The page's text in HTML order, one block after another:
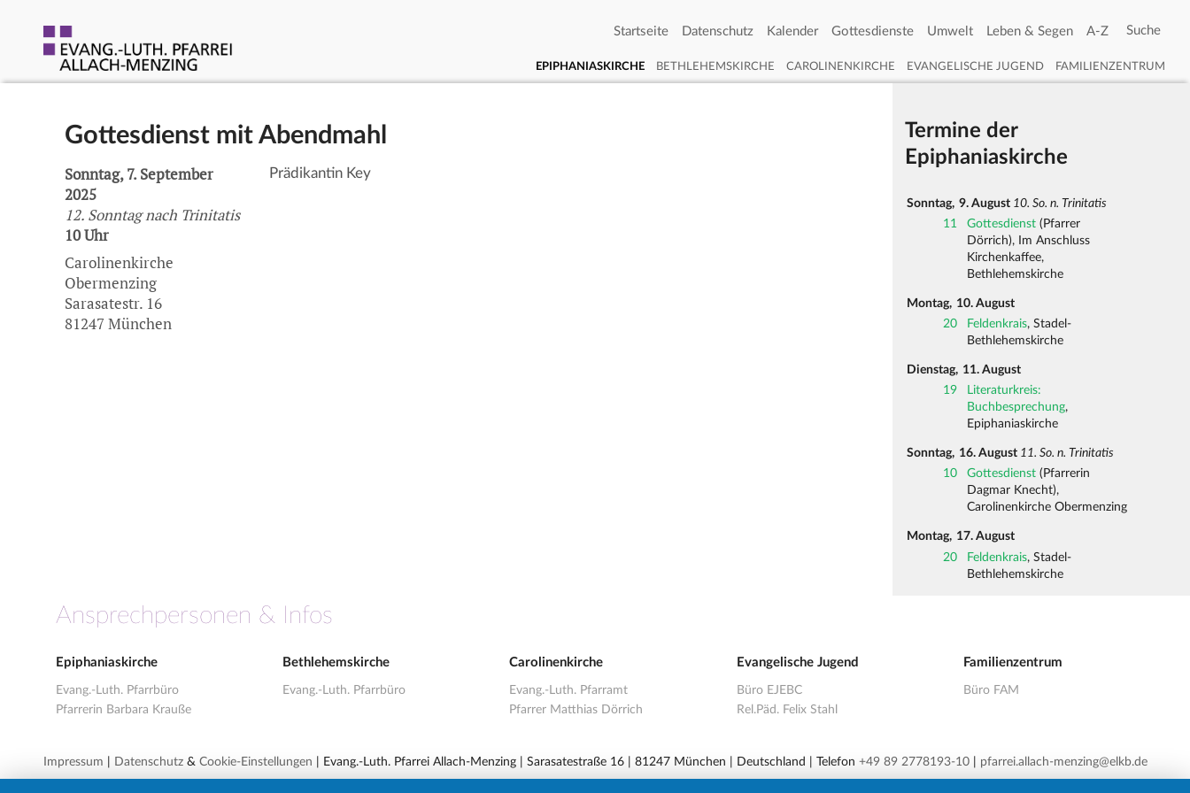
Startseite Datenschutz Kalender Gottesdienste Umwelt Leben & Segen A-Z
EPIPHANIASKIRCHE BETHLEHEMSKIRCHE CAROLINENKIRCHE EVANGELISCHE JUGEND FAMILIENZENTRUM
Gottesdienst mit Abendmahl
Prädikantin Key
Sonntag, 7. September
2025
12. Sonntag nach Trinitatis
10 Uhr
Carolinenkirche
Obermenzing
Sarasatestr. 16
81247 München
Termine der
Epiphaniaskirche
Sonntag, 9. August 10. So. n. Trinitatis
11
Gottesdienst (Pfarrer
Dörrich), Im Anschluss
Kirchenkaffee,
Bethlehemskirche
Montag, 10. August
20
Feldenkrais, Stadel-
Bethlehemskirche
Dienstag, 11. August
19
Literaturkreis:
Buchbesprechung,
Epiphaniaskirche
Sonntag, 16. August 11. So. n. Trinitatis
10
Gottesdienst (Pfarrerin
Dagmar Knecht),
Carolinenkirche Obermenzing
Montag, 17. August
20
Feldenkrais, Stadel-
Bethlehemskirche
Ansprechpersonen & Infos
Epiphaniaskirche
Evang.-Luth. Pfarrbüro
Pfarrerin Barbara Krauße
Bethlehemskirche
Evang.-Luth. Pfarrbüro
Carolinenkirche
Evang.-Luth. Pfarramt
Pfarrer Matthias Dörrich
Evangelische Jugend
Büro EJEBC
Rel.Päd. Felix Stahl
Familienzentrum
Büro FAM
Impressum Datenschutz & Cookie-Einstellungen | Evang.-Luth. Pfarrei Allach-Menzing | Sarasatestraße 16 | 81247 München | Deutschland | Telefon +49 89 2778193-10 pfarrei.allach-menzing@elkb.de